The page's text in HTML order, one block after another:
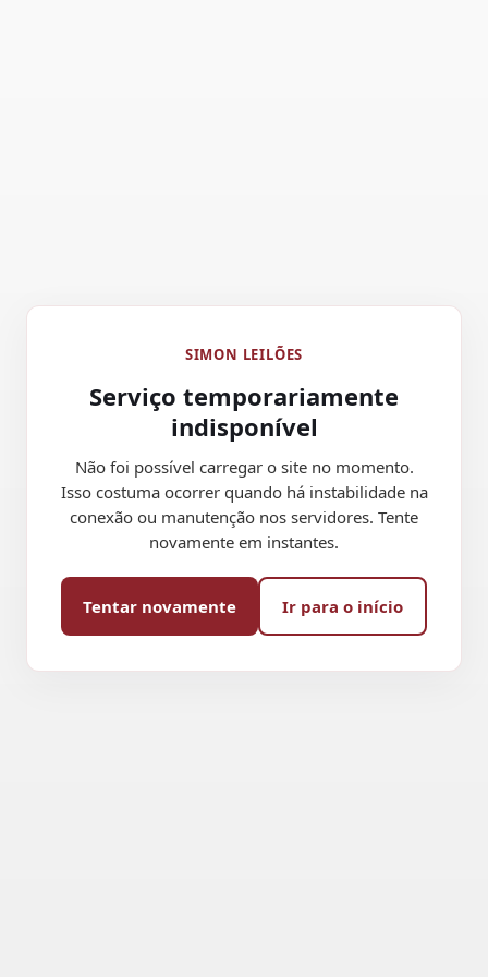
SIMON LEILÕES
Serviço temporariamente
indisponível
Não foi possível carregar o site no momento.
Isso costuma ocorrer quando há instabilidade na
conexão ou manutenção nos servidores. Tente
novamente em instantes.
Tentar novamente Ir para o início